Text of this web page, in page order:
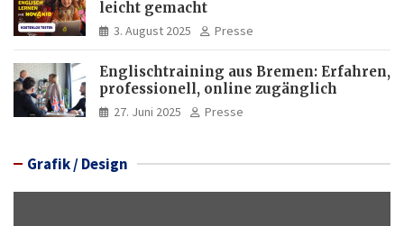
leicht gemacht
3. August 2025 Presse
Englischtraining aus Bremen: Erfahren,
professionell, online zugänglich
27. Juni 2025 Presse
Grafik / Design